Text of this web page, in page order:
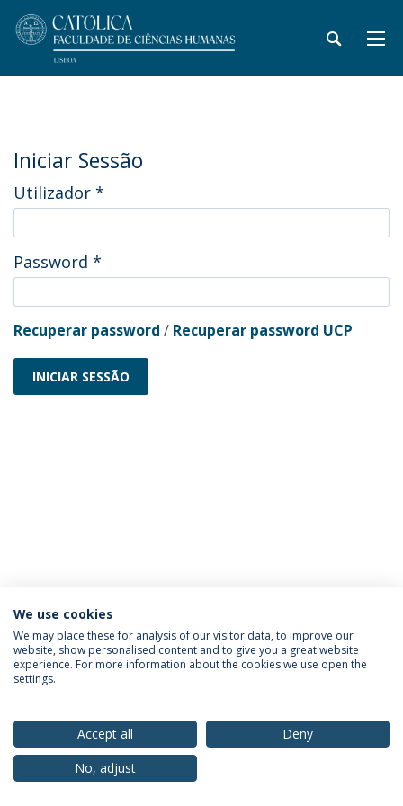
Iniciar Sessão
Utilizador *
Password *
Recuperar password / Recuperar password UCP
INICIAR SESSÃO
Política de Privacidade
Termos & Condições
Direitos do Titular dos Dados
© 2026 Universidade Católica Portuguesa
We use cookies
We may place these for analysis of our visitor data, to improve our
website, show personalised content and to give you a great website
experience. For more information about the cookies we use open the
settings.
Accept all
Deny
No, adjust